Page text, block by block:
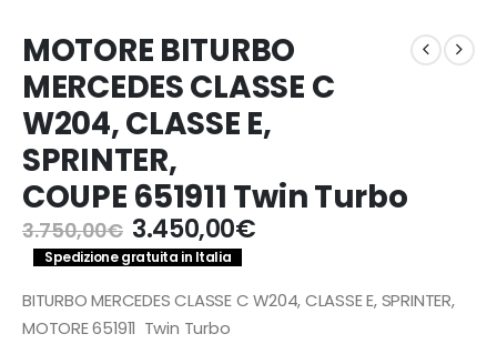
MOTORE BITURBO
MERCEDES CLASSE C
W204, CLASSE E,
SPRINTER,
COUPE 651911 Twin Turbo
3.750,00€ Il
prezzo
originale
era:
3.750,00€.
3.450,00€Il
è:
Spedizione gratuita in Italia
BITURBO MERCEDES CLASSE C W204, CLASSE E, SPRINTER,
MOTORE 651911 Twin Turbo